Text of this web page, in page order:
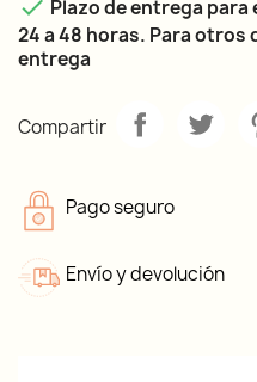
 Plazo de entrega
24 a 48 horas. Para
entrega
Compartir
Pago seguro
Envío y devolución